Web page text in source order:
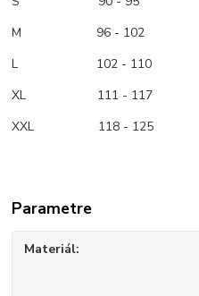
M 96 - 102
L 102 - 110
XL 111 - 117
XXL 118 - 125
Parametre
Materiál